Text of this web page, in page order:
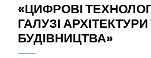
«ЦИФРОВІ
ГАЛУЗІ АРХІТЕКТУРИ
БУДІВНИЦТВА»